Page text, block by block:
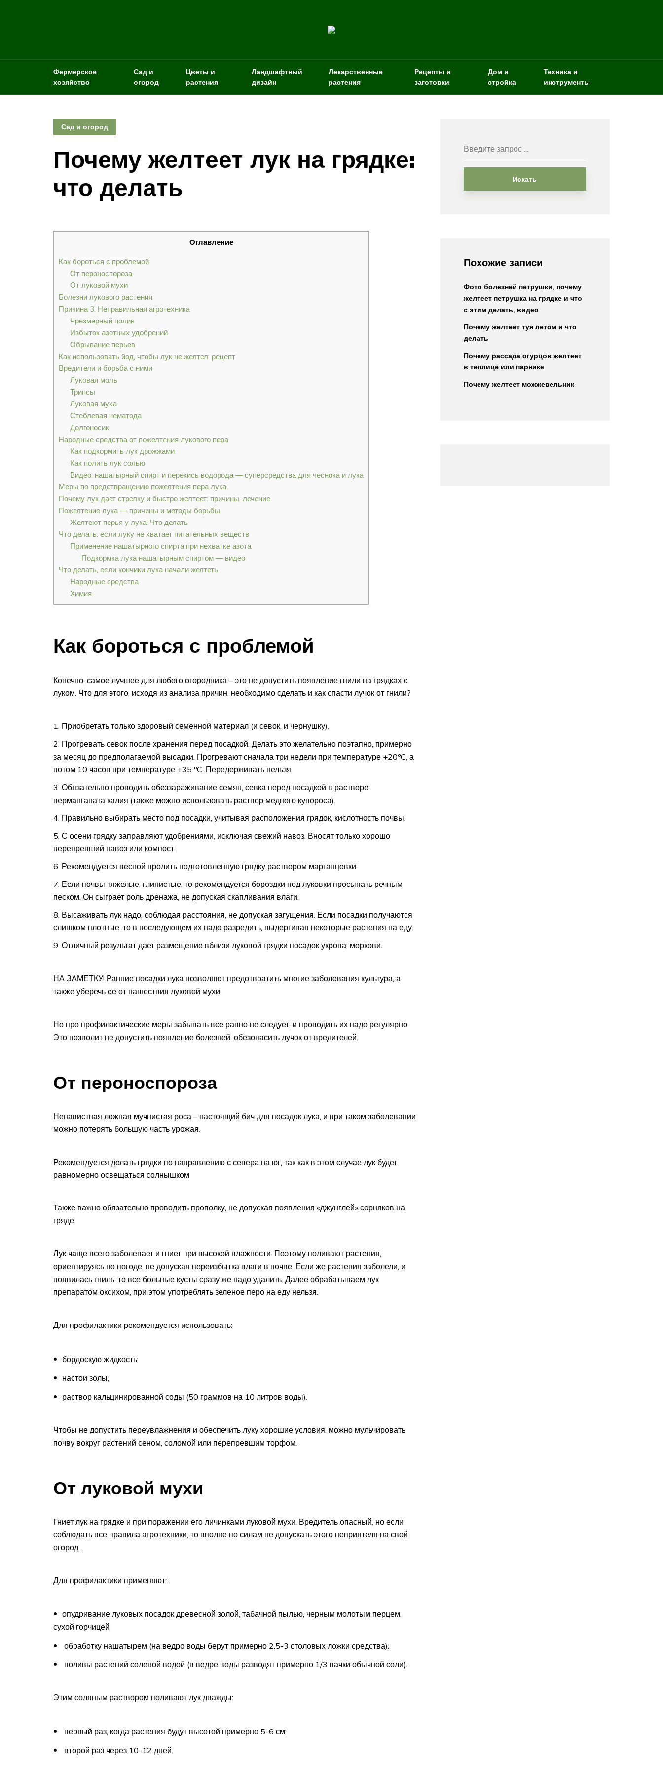
Фермерское
хозяйство
Сад и
огород
Цветы и
растения
Ландшафтный
дизайн
Лекарственные
растения
Рецепты и
заготовки
Дом и
стройка
Техника и
инструменты
Сад и огород
Почему желтеет лук на грядке:
что делать
Оглавление
Как бороться с проблемой
От пероноспороза
От луковой мухи
Болезни лукового растения
Причина 3. Неправильная агротехника
Чрезмерный полив
Избыток азотных удобрений
Обрывание перьев
Как использовать йод, чтобы лук не желтел: рецепт
Вредители и борьба с ними
Луковая моль
Трипсы
Луковая муха
Стеблевая нематода
Долгоносик
Народные средства от пожелтения лукового пера
Как подкормить лук дрожжами
Как полить лук солью
Видео: нашатырный спирт и перекись водорода — суперсредства для чеснока и лука
Меры по предотвращению пожелтения пера лука
Почему лук дает стрелку и быстро желтеет: причины, лечение
Пожелтение лука — причины и методы борьбы
Желтеют перья у лука! Что делать
Что делать, если луку не хватает питательных веществ
Применение нашатырного спирта при нехватке азота
Подкормка лука нашатырным спиртом — видео
Что делать, если кончики лука начали желтеть
Народные средства
Химия
Как бороться с проблемой
Конечно, самое лучшее для любого огородника – это не допустить появление гнили на грядках с
луком. Что для этого, исходя из анализа причин, необходимо сделать и как спасти лучок от гнили?
Приобретать только здоровый семенной материал (и севок, и чернушку).
Прогревать севок после хранения перед посадкой. Делать это желательно поэтапно, примерно
за месяц до предполагаемой высадки. Прогревают сначала три недели при температуре +20ºC, а
потом 10 часов при температуре +35 ºC. Передерживать нельзя.
Обязательно проводить обеззараживание семян, севка перед посадкой в растворе
перманганата калия (также можно использовать раствор медного купороса).
Правильно выбирать место под посадки, учитывая расположения грядок, кислотность почвы.
С осени грядку заправляют удобрениями, исключая свежий навоз. Вносят только хорошо
перепревший навоз или компост.
Рекомендуется весной пролить подготовленную грядку раствором марганцовки.
Если почвы тяжелые, глинистые, то рекомендуется бороздки под луковки просыпать речным
песком. Он сыграет роль дренажа, не допуская скапливания влаги.
Высаживать лук надо, соблюдая расстояния, не допуская загущения. Если посадки получаются
слишком плотные, то в последующем их надо разредить, выдергивая некоторые растения на еду.
Отличный результат дает размещение вблизи луковой грядки посадок укропа, моркови.
НА ЗАМЕТКУ! Ранние посадки лука позволяют предотвратить многие заболевания культура, а
также уберечь ее от нашествия луковой мухи.
Но про профилактические меры забывать все равно не следует, и проводить их надо регулярно.
Это позволит не допустить появление болезней, обезопасить лучок от вредителей.
От пероноспороза
Ненавистная ложная мучнистая роса – настоящий бич для посадок лука, и при таком заболевании
можно потерять большую часть урожая.
Рекомендуется делать грядки по направлению с севера на юг, так как в этом случае лук будет
равномерно освещаться солнышком
Также важно обязательно проводить прополку, не допуская появления «джунглей» сорняков на
гряде
Лук чаще всего заболевает и гниет при высокой влажности. Поэтому поливают растения,
ориентируясь по погоде, не допуская переизбытка влаги в почве. Если же растения заболели, и
появилась гниль, то все больные кусты сразу же надо удалить. Далее обрабатываем лук
препаратом оксихом, при этом употреблять зеленое перо на еду нельзя.
Для профилактики рекомендуется использовать:
бордоскую жидкость;
настои золы;
раствор кальцинированной соды (50 граммов на 10 литров воды).
Чтобы не допустить переувлажнения и обеспечить луку хорошие условия, можно мульчировать
почву вокруг растений сеном, соломой или перепревшим торфом.
От луковой мухи
Гниет лук на грядке и при поражении его личинками луковой мухи. Вредитель опасный, но если
соблюдать все правила агротехники, то вполне по силам не допускать этого неприятеля на свой
огород.
Для профилактики применяют:
опудривание луковых посадок древесной золой, табачной пылью, черным молотым перцем,
сухой горчицей;
обработку нашатырем (на ведро воды берут примерно 2,5-3 столовых ложки средства);
поливы растений соленой водой (в ведре воды разводят примерно 1/3 пачки обычной соли).
Этим соляным раствором поливают лук дважды:
первый раз, когда растения будут высотой примерно 5-6 см;
второй раз через 10-12 дней.
Искать
Похожие записи
Фото болезней петрушки, почему
желтеет петрушка на грядке и что
с этим делать, видео
Почему желтеет туя летом и что
делать
Почему рассада огурцов желтеет
в теплице или парнике
Почему желтеет можжевельник